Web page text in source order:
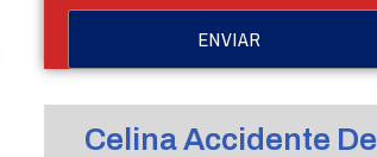
Celina Accidente De